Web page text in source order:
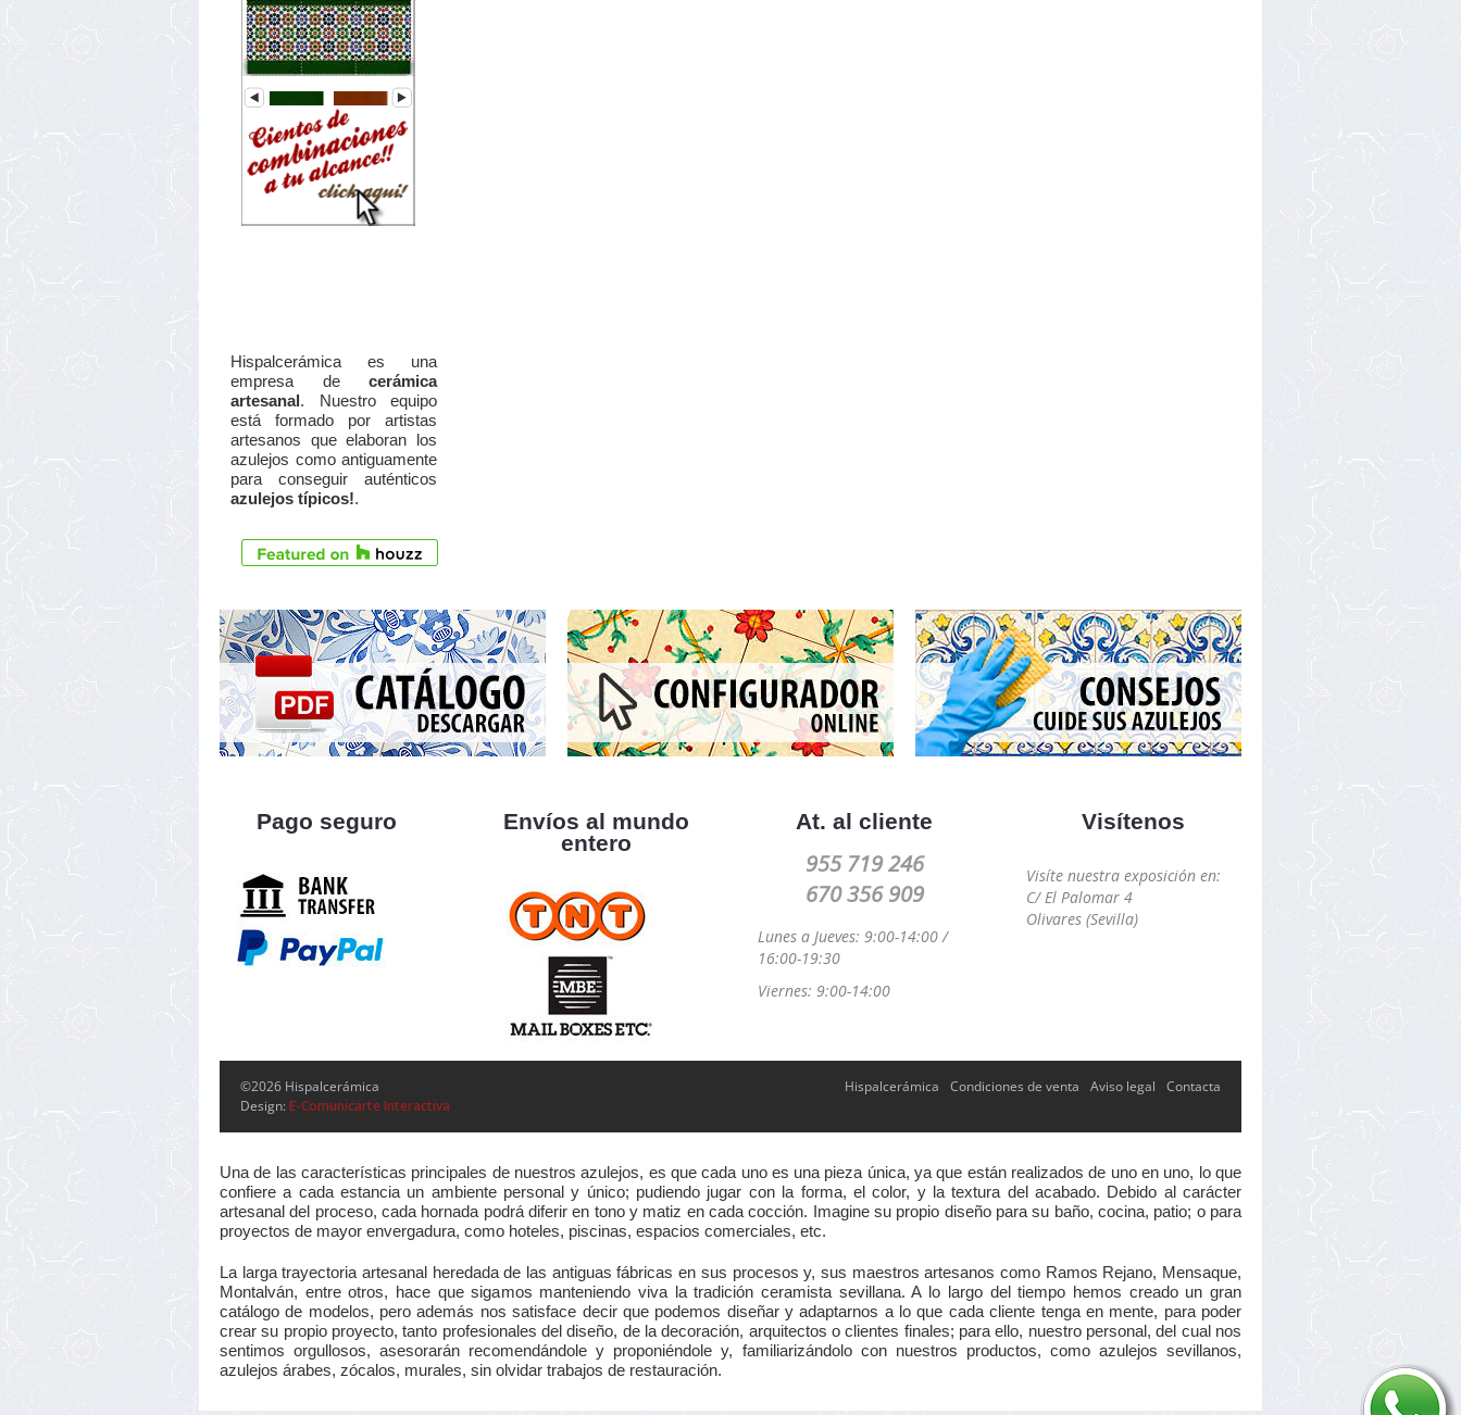
Hispalcerámica es una
empresa de cerámica
artesanal . Nuestro equipo
está formado por artistas
artesanos que elaboran los
azulejos como antiguamente
para conseguir auténticos
azulejos típicos!.
Pago seguro
Envíos al mundo
entero
At. al cliente
955 719 246
670 356 909
Lunes a Jueves: 9:00-14:00 /
16:00-19:30
Viernes: 9:00-14:00
Visítenos
Visíte nuestra exposición en:
C/ El Palomar 4
Olivares (Sevilla)
©2026 Hispalcerámica
Design: E-Comunicarte Interactiva
Hispalcerámica Condiciones de venta Aviso legal Contacta
Una de las características principales de nuestros azulejos, es que cada uno es una pieza única, ya que están realizados de uno en uno, lo que
confiere a cada estancia un ambiente personal y único; pudiendo jugar con la forma, el color, y la textura del acabado. Debido al carácter
artesanal del proceso, cada hornada podrá diferir en tono y matiz en cada cocción. Imagine su propio diseño para su baño, cocina, patio; o para
proyectos de mayor envergadura, como hoteles, piscinas, espacios comerciales, etc.
La larga trayectoria artesanal heredada de las antiguas fábricas en sus procesos y, sus maestros artesanos como Ramos Rejano, Mensaque,
Montalván, entre otros, hace que sigamos manteniendo viva la tradición ceramista sevillana. A lo largo del tiempo hemos creado un gran
catálogo de modelos, pero además nos satisface decir que podemos diseñar y adaptarnos a lo que cada cliente tenga en mente, para poder
crear su propio proyecto, tanto profesionales del diseño, de la decoración, arquitectos o clientes finales; para ello, nuestro personal, del cual nos
sentimos orgullosos, asesorarán recomendándole y proponiéndole y, familiarizándolo con nuestros productos, como azulejos sevillanos,
azulejos árabes, zócalos, murales, sin olvidar trabajos de restauración.